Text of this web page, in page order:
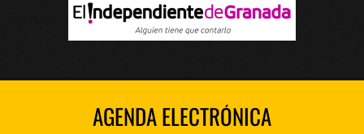
AGENDA ELECTRÓNICA